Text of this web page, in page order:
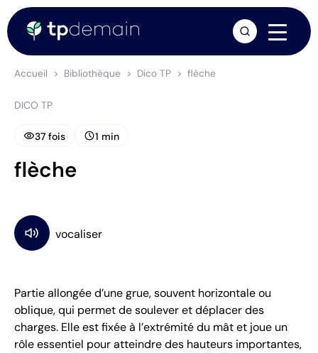
Accueil Bibliothèque Dico TP flèche
DICO TP
visibility37 fois schedule1 min
flèche
Partie allongée d’une grue, souvent horizontale ou
oblique, qui permet de soulever et déplacer des
charges. Elle est fixée à l’extrémité du mât et joue un
rôle essentiel pour atteindre des hauteurs importantes,
arrow_forward